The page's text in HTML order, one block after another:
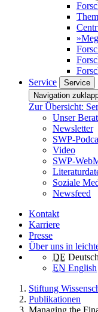
Service
Service
Navigation
Zur Übersicht:
Unser
Newsletter
SWP-
Video
SWP-
Soziale
Newsfeed
Kontakt
Karriere
Presse
Über uns in
DE Deutsch
EN English
Stiftung
Publikationen
Managing the